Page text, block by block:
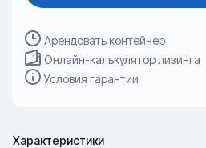
Арендовать контейнер
Онлайн-калькулятор лизинга
Условия гарантии
Характеристики